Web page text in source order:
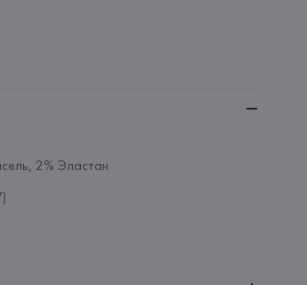
2% Эластан